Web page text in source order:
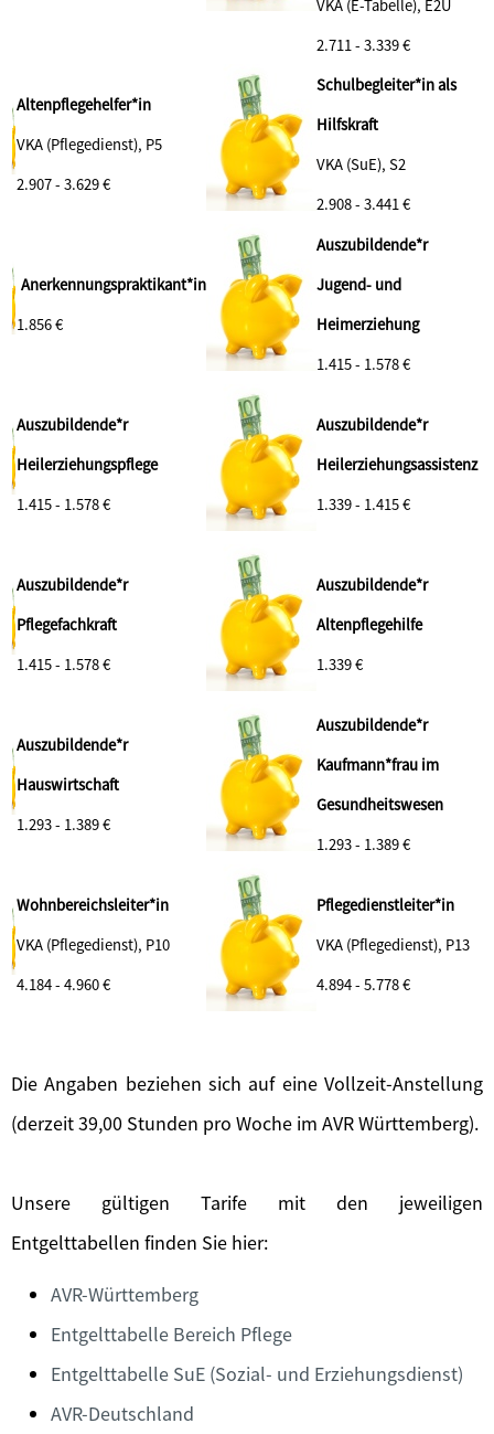
VKA (E-Tabelle), E2Ü
2.711 - 3.339 €
Altenpflegehelfer*in
VKA (Pflegedienst), P5
2.907 - 3.629 €
Schulbegleiter*in als
Hilfskraft
VKA (SuE), S2
2.908 - 3.441 €
Anerkennungspraktikant*in
1.856 €
Auszubildende*r
Jugend- und
Heimerziehung
1.415 - 1.578 €
Auszubildende*r
Heilerziehungspflege
1.415 - 1.578 €
Auszubildende*r
Heilerziehungsassistenz
1.339 - 1.415 €
Auszubildende*r
Pflegefachkraft
1.415 - 1.578 €
Auszubildende*r
Altenpflegehilfe
1.339 €
Auszubildende*r
Hauswirtschaft
1.293 - 1.389 €
Auszubildende*r
Kaufmann*frau im
Gesundheitswesen
1.293 - 1.389 €
Wohnbereichsleiter*in
VKA (Pflegedienst), P10
4.184 - 4.960 €
Pflegedienstleiter*in
VKA (Pflegedienst), P13
4.894 - 5.778 €
Die Angaben beziehen sich auf eine Vollzeit-Anstellung
(derzeit 39,00 Stunden pro Woche im AVR Württemberg).
Unsere gültigen Tarife mit den jeweiligen
Entgelttabellen finden Sie hier:
AVR-Württemberg
Entgelttabelle Bereich Pflege
Entgelttabelle SuE (Sozial- und Erziehungsdienst)
AVR-Deutschland